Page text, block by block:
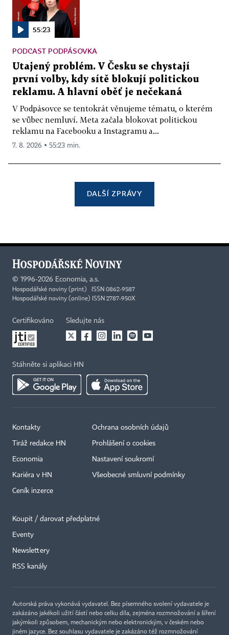
55:23
PODCAST PODPÁSOVKA
Utajený problém. V Česku se chystají
první volby, kdy sítě blokují politickou
reklamu. A hlavní oběť je nečekaná
V Podpásovce se tentokrát věnujeme tématu, o kterém
se vůbec nemluví. Meta začala blokovat politickou
reklamu na Facebooku a Instagramu a...
7. 8. 2026 ▪ 55:23 min.
DALŠÍ ZPRÁVY
© 1996-2026 Economia, a.s.
Hospodářské noviny (print) ISSN 0862-9587
Hospodářské noviny (online) ISSN 2787-950X
Certifikováno Sledujte nás
Stáhněte si aplikaci HN
Kontakty
Tiráž redakce HN
Economia
Kariéra v HN
Ceník inzerce
Ochrana osobních údajů
Prohlášení o cookies
Nastavení soukromí
Všeobecné smluvní podmínky
Koupit / darovat předplatné
Eventy
Newslettery
RSS kanály
Autorská práva vykonává vydavatel. Bez písemného svolení vydavatele je
zakázáno jakékoli užití částí nebo celku díla, zejména rozmnožování a šíření
jakýmkoli způsobem, mechanickým nebo elektronickým, v českém nebo
jiném jazyce. Bez souhlasu vydavatele je zakázáno též rozmnožování